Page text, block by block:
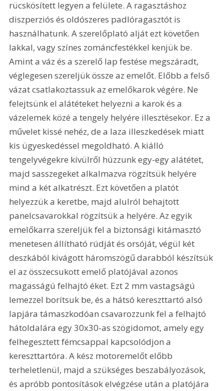
rücskösített legyen a felülete. A ragasztáshoz
diszperziós és oldószeres padlóragasztót is
használhatunk. A szerelőplató alját ezt követően
lakkal, vagy színes zománcfestékkel kenjük be.
Amint a váz és a szerelő lap festése megszáradt,
véglegesen szereljük össze az emelőt. Előbb a felső
vázat csatlakoztassuk az emelőkarok végére. Ne
felejtsünk el alátéteket helyezni a karok és a
vázelemek közé a tengely helyére illesztésekor. Ez a
művelet kissé nehéz, de a laza illeszkedések miatt
kis ügyeskedéssel megoldható. A kiálló
tengelyvégekre kívülről húzzunk egy-egy alátétet,
majd sasszegeket alkalmazva rögzítsük helyére
mind a két alkatrészt. Ezt követően a platót
helyezzük a keretbe, majd alulról behajtott
panelcsavarokkal rögzítsük a helyére. Az egyik
emelőkarra szereljük fel a biztonsági kitámasztó
menetesen állítható rúdját és orsóját, végül két
deszkából kivágott háromszögű darabból készítsük
el az összecsukott emelő platójával azonos
magasságú felhajtó éket. Ezt 2 mm vastagságú
lemezzel borítsuk be, és a hátsó kereszttartó alsó
lapjára támaszkodóan csavarozzunk fel a felhajtó
hátoldalára egy 30x30-as szögidomot, amely egy
felhegesztett fémcsappal kapcsolódjon a
kereszttartóra. A kész motoremelőt előbb
terheletlenül, majd a szükséges beszabályozások,
és apróbb pontosítások elvégzése után a platójára